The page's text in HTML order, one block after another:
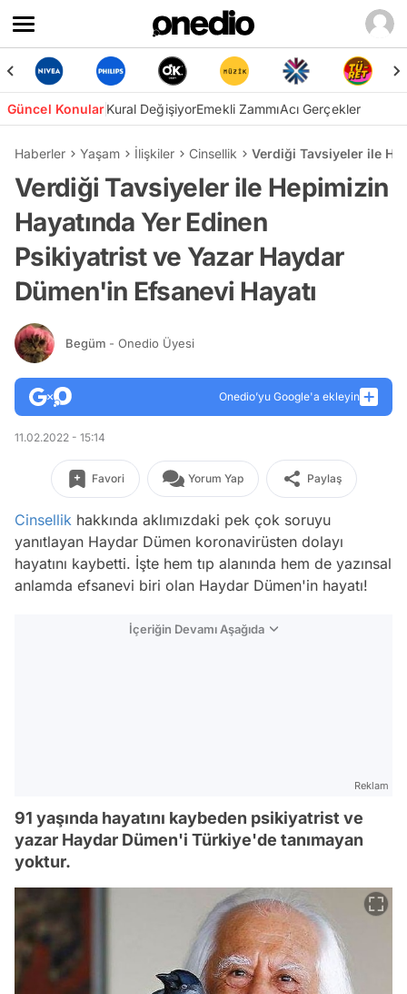
Güncel KonularKural DeğişiyorEmekli ZammıAcı Gerçekler
Haberler Yaşam İlişkiler Cinsellik Verdiği Tavsiyeler ile
Verdiği Tavsiyeler ile Hepimizin
Hayatında Yer Edinen
Psikiyatrist ve Yazar Haydar
Dümen'in Efsanevi Hayatı
Begüm - Onedio Üyesi
Onedio’yu Google'a ekleyin
11.02.2022 - 15:14
Favori Yorum Yap Paylaş
Cinsellik hakkında aklımızdaki pek çok soruyu
yanıtlayan Haydar Dümen koronavirüsten dolayı
hayatını kaybetti. İşte hem tıp alanında hem de yazınsal
anlamda efsanevi biri olan Haydar Dümen'in hayatı!
İçeriğin Devamı Aşağıda
Reklam
91 yaşında hayatını kaybeden psikiyatrist ve
yazar Haydar Dümen'i Türkiye'de tanımayan
yoktur.